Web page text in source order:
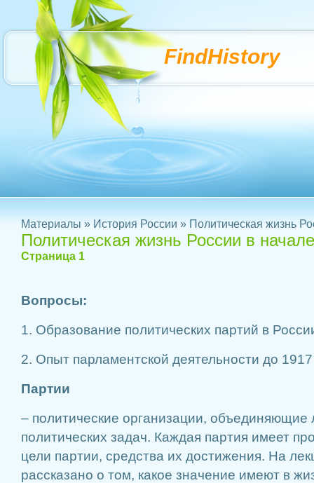
FindHistory
Материалы » История России » Политическая жизнь
Политическая жизнь России в
Страница 1
Вопросы:
1. Образование политических партий в
2. Опыт парламентской деятельности до 1917
Партии
– политические организации,
политических задач. Каждая партия имеет
цели партии, средства их достижения. На
рассказано о том, какое значение имеют в